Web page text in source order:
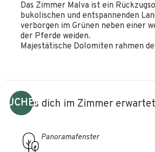
Das Zimmer Malva ist ein
bukolischen und entspannenden
verborgen im Grünen neben einer
der Pferde weiden.
Majestätische Dolomiten rahmen
BUCHEN
Was dich im Zimmer erwartet
Panoramafenster